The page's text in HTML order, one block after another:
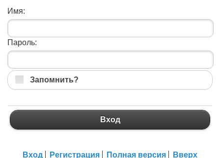
Имя:
Пароль:
Запомнить?
Вход
Вход Регистрация Полная версия Вверх